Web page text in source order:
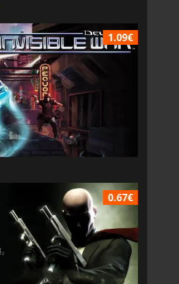
1.09€
0.67€